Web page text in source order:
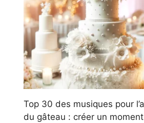
Top 30 des musiques pour
du gâteau : créer un moment